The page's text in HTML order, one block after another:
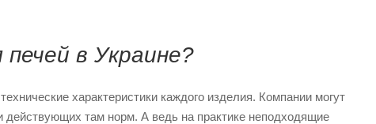
в Украине?
характеристики каждого изделия. Компании могут
действующих там норм. А ведь на практике неподходящие